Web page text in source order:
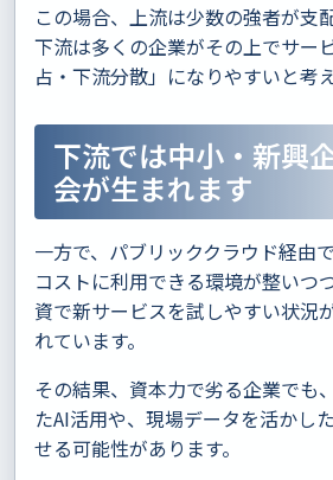
この場合、上流は少数の強者が支
下流は多くの企業がその上でサー
占・下流分散」になりやすいと考
下流では中小・新興
会が生まれます
一方で、パブリッククラウド経由
コストに利用できる環境が整いつ
資で新サービスを試しやすい状況
れています。
その結果、資本力で劣る企業でも
たAI活用や、現場データを活かし
せる可能性があります。